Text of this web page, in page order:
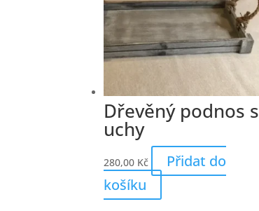
Dřevěný podnos s
uchy
280,00 Kč
Přidat do
košíku